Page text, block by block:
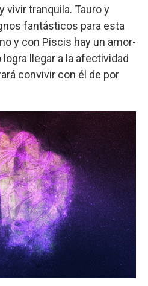
vivir tranquila. Tauro y
fantásticos para esta
y con Piscis hay un amor-
llegar a la afectividad
convivir con él de por